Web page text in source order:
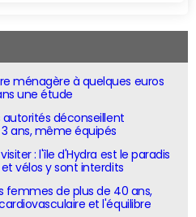
ménagère à quelques euros
une étude
autorités déconseillent
ans, même équipés
: l'île d'Hydra est le paradis
vélos y sont interdits
femmes de plus de 40 ans,
et l'équilibre